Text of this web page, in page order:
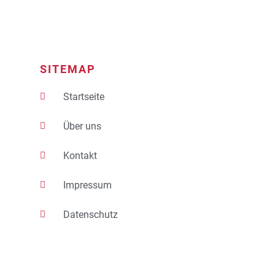
SITEMAP
Startseite
Über uns
Kontakt
Impressum
Datenschutz